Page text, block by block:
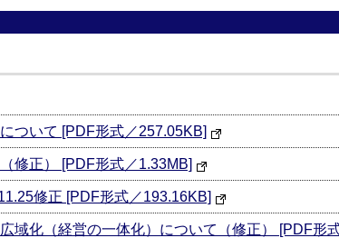
ついて [PDF形式／257.05KB]
修正） [PDF形式／1.33MB]
修正 [PDF形式／193.16KB]
域化（経営の一体化）について（修正） [PDF形